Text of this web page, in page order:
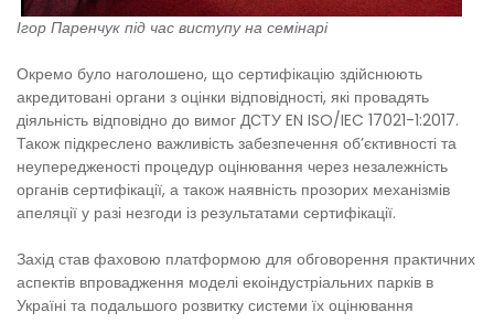
Ігор Паренчук під час виступу на семінарі
Окремо було наголошено, що сертифікацію здійснюють
акредитовані органи з оцінки відповідності, які провадять
діяльність відповідно до вимог ДСТУ EN ISO/IEC 17021-1:2017.
Також підкреслено важливість забезпечення об’єктивності та
неупередженості процедур оцінювання через незалежність
органів сертифікації, а також наявність прозорих механізмів
апеляції у разі незгоди із результатами сертифікації.
Захід став фаховою платформою для обговорення практичних
аспектів впровадження моделі екоіндустріальних парків в
Україні та подальшого розвитку системи їх оцінювання